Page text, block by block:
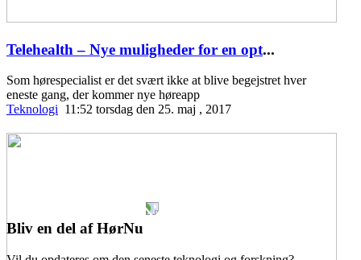
Telehealth – Nye muligheder for en opt...
Som hørespecialist er det svært ikke at blive begejstret hver
eneste gang, der kommer nye høreapp
Teknologi 11:52 torsdag den 25. maj , 2017
Bliv en del af HørNu